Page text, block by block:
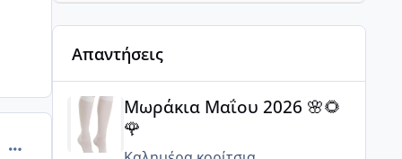
comment_991498
Απαντήσεις
Μωράκια Μαΐου 2026 🌸🌻🌹
Μωράκια Μαΐου 2026 🌸🌻
🌹